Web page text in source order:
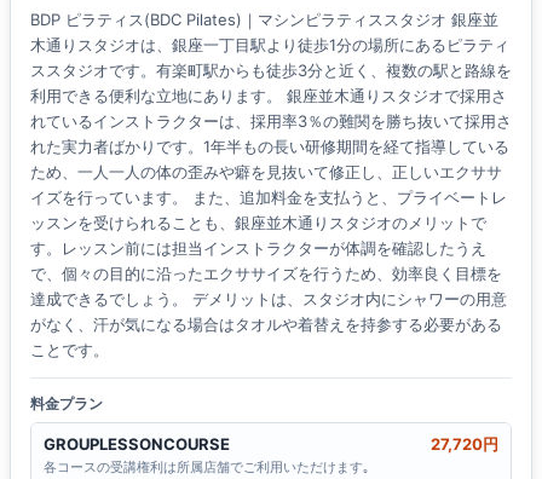
BDP ピラティス(BDC Pilates)｜マシンピラティススタジオ 銀座並
木通りスタジオは、銀座一丁目駅より徒歩1分の場所にあるピラティ
ススタジオです。有楽町駅からも徒歩3分と近く、複数の駅と路線を
利用できる便利な立地にあります。 銀座並木通りスタジオで採用さ
れているインストラクターは、採用率3％の難関を勝ち抜いて採用さ
れた実力者ばかりです。1年半もの長い研修期間を経て指導している
ため、一人一人の体の歪みや癖を見抜いて修正し、正しいエクササ
イズを行っています。 また、追加料金を支払うと、プライベートレ
ッスンを受けられることも、銀座並木通りスタジオのメリットで
す。レッスン前には担当インストラクターが体調を確認したうえ
で、個々の目的に沿ったエクササイズを行うため、効率良く目標を
達成できるでしょう。 デメリットは、スタジオ内にシャワーの用意
がなく、汗が気になる場合はタオルや着替えを持参する必要がある
ことです。
料金プラン
GROUPLESSONCOURSE 27,720円
各コースの受講権利は所属店舗でご利用いただけます｡